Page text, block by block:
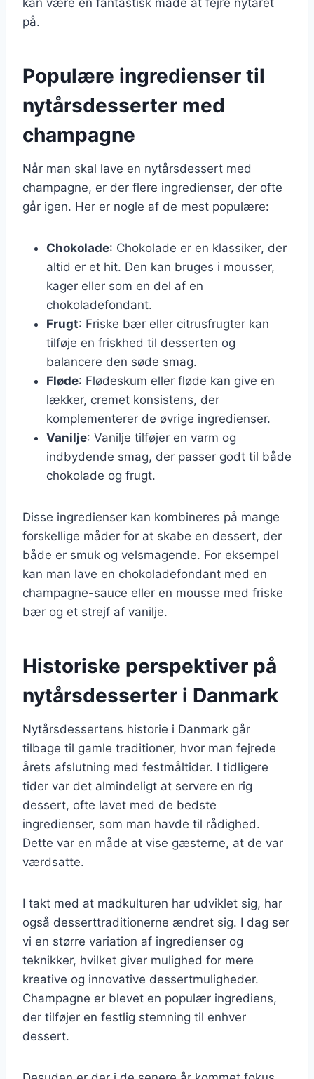
på.
Populære ingredienser til
nytårsdesserter med
champagne
Når man skal lave en nytårsdessert med
champagne, er der flere ingredienser, der ofte
går igen. Her er nogle af de mest populære:
Chokolade: Chokolade er en klassiker, der
altid er et hit. Den kan bruges i mousser,
kager eller som en del af en
chokoladefondant.
Frugt: Friske bær eller citrusfrugter kan
tilføje en friskhed til desserten og
balancere den søde smag.
Fløde: Flødeskum eller fløde kan give en
lækker, cremet konsistens, der
komplementerer de øvrige ingredienser.
Vanilje: Vanilje tilføjer en varm og
indbydende smag, der passer godt til både
chokolade og frugt.
Disse ingredienser kan kombineres på mange
forskellige måder for at skabe en dessert, der
både er smuk og velsmagende. For eksempel
kan man lave en chokoladefondant med en
champagne-sauce eller en mousse med friske
bær og et strejf af vanilje.
Historiske perspektiver på
nytårsdesserter i Danmark
Nytårsdessertens historie i Danmark går
tilbage til gamle traditioner, hvor man fejrede
årets afslutning med festmåltider. I tidligere
tider var det almindeligt at servere en rig
dessert, ofte lavet med de bedste
ingredienser, som man havde til rådighed.
Dette var en måde at vise gæsterne, at de var
værdsatte.
I takt med at madkulturen har udviklet sig, har
også desserttraditionerne ændret sig. I dag ser
vi en større variation af ingredienser og
teknikker, hvilket giver mulighed for mere
kreative og innovative dessertmuligheder.
Champagne er blevet en populær ingrediens,
der tilføjer en festlig stemning til enhver
dessert.